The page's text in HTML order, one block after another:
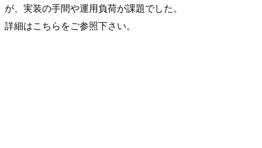
が、実装の手間や運用負荷が課題でした。
詳細はこちらをご参照下さい。